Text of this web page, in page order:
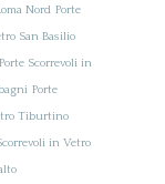
Nord Porte
San Basilio
Porte Scorrevoli in
Porte
Tiburtino
in Vetro